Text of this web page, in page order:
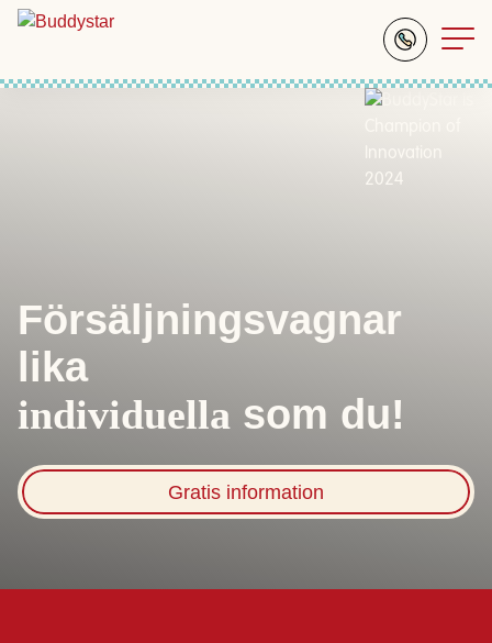
Försäljningsvagnar
lika
individuella som du!
Gratis information